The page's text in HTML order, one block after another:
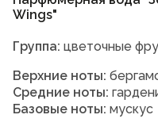
Wings"
Группа: цветочные
Верхние ноты:
Средние ноты:
Базовые ноты: мускус